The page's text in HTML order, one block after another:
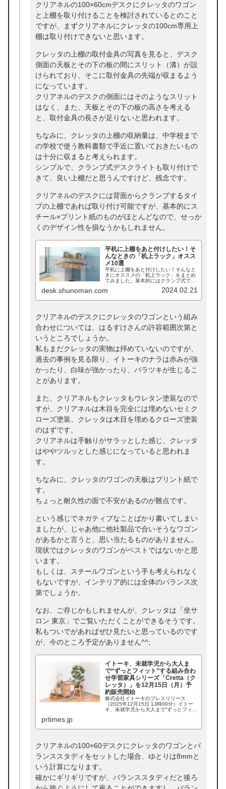
クリアネルの100×60cmデスクにクレッタのワゴン
と上棚を取り付けることを検討されているとのこと
ですが、まずクリアネルにクレッタの100cm専用上
棚は取り付けできないと思います。
クレッタの上棚の取付金具の写真を見ると、デスク
側面の天板とその下の板の間にスリット（溝）が設
けられており、そこに取付金具の先端が収まるよう
になっています。
クリアネルのデスクの側面にはそのようなスリット
はなく、また、天板とその下の板の高さを考える
と、取付金具の長さが足りないと思われます。
ちなみに、クレッタの上棚の収納量は、中学校まで
の学校で使う教科書類で手近に置いておきたいもの
は十分に収まると考えられます。
シンプルで、クランプ式デスクライトも取り付けで
きて、良い上棚だと思うんですけど、残念です。
クリアネルのデスクには背面からクランプするタイ
プの上棚であれば取り付け可能ですが、基本的にス
チール×プリント紙のものがほとんどなので、せっか
くのデザイン性を損なうかもしれません。
平机に上棚をあと付けしたい！そ
んなときの「机上ラック」オスス
メ10選
平机に上棚をあと付けしたい！そんなと
きにオススメの「机上ラック」をまとめ
てみました。基本的にはクランプ式でデ
スク奥に固定できるものがオススメです
が、それが無理な場合もあるので直置き
desk.shunoman.com 2024.02.21
クリアネルのデスクにクレッタのワゴンという組み
合わせについては、はるすけさんの許容範囲次第と
いうところでしょうか。
私もまだクレッタの実物は拝めていないのですが、
過去の事例を見る限り、イトーキのナラは赤みが強
かったり、白味が強かったり、バラツキが生じるこ
とがあります。
また、クリアネルもクレッタもウレタン塗装なので
すが、クリアネルは木目を完全には埋めないセミク
ローズ塗装、クレッタは木目を埋めるクローズ塗装
のはずです。
クリアネルは手触りがサラッとした感じ、クレッタ
はややツルッとした感じになっていると思われま
す。
ちなみに、クレッタのワゴンの天板はプリント紙で
す。
ちょっと耐久性の面で不安があるのが難点です。
という感じでネガティブなことばかり書いてしまい
ましたが、じゃあ他に他社製品で合いそうなワゴン
があるかと言うと、思い当たるものがありません。
現状ではクレッタのワゴンがベストではないかと思
います。
もしくは、スチールワゴンという手も考えられなく
もないですが、インテリア的には全体のバランス次
第でしょうか。
なお、ご存じかもしれませんが、クレッタは「坐サ
ロン 東京」でご覧いただくことができるそうです。
私もついでがあればぜひ見たいと思っているのです
が、今のところ予定がありません^^;
イトーキ、未就学児から大人ま
で“ずっとフィット”する組み合わ
せ学習家具シリーズ「Cretta（ク
レッタ）」を12月15日（月）予
約販売開始
株式会社イトーキのプレスリリース
（2025年12月15日 13時00分）イトー
キ、未就学児から大人まで“ずっとフィッ
prtimes.jp
クリアネルの100×60デスクにクレッタのワゴンとバ
ランススタディをセットした場合、ゆとりは8mmと
いう計算になります。
確かにギリギリですが、バランススタディだと後ろ